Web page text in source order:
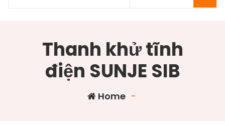
Thanh khử tĩnh
điện SUNJE SIB
Home -